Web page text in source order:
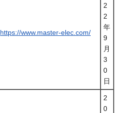
https://www.master-elec.com/
2
2
年
9
月
3
0
日
2
0